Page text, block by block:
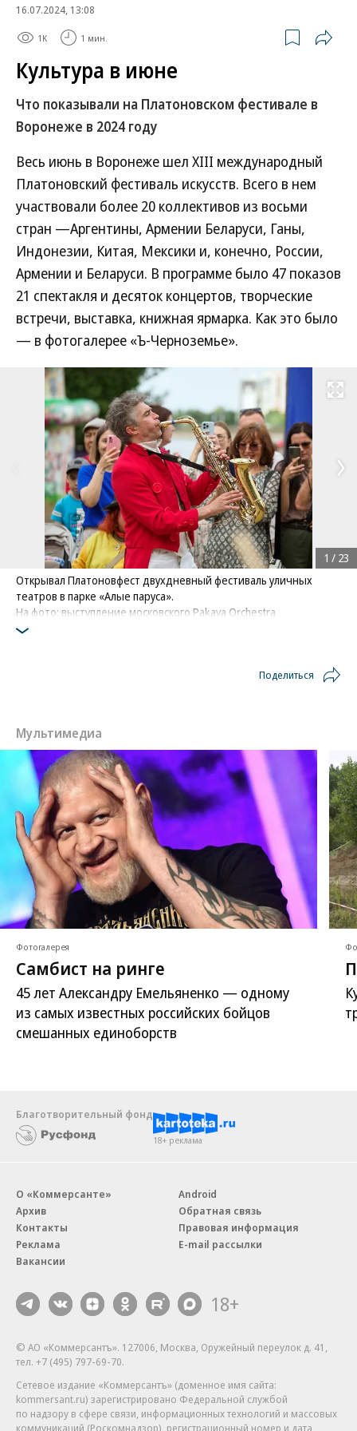
16.07.2024, 13:08
1K 1 мин.
Культура в июне
Что показывали на Платоновском фестивале в
Воронеже в 2024 году
Весь июнь в Воронеже шел XIII международный
Платоновский фестиваль искусств. Всего в нем
участвовали более 20 коллективов из восьми
стран —Аргентины, Армении Беларуси, Ганы,
Индонезии, Китая, Мексики и, конечно, России,
Армении и Беларуси. В программе было 47 показов
21 спектакля и десяток концертов, творческие
встречи, выставка, книжная ярмарка. Как это было
— в фотогалерее «Ъ-Черноземье».
Развернуть
Открывал Платоновфест двухдневный фестиваль уличных
театров в парке «Алые паруса».
На фото: выступление московского Pakava Orchestra
Фото: Андрей Парфенов
1 / 23
Поделиться
Мультимедиа
Фотогалерея
Самбист на ринге
45 лет Александру Емельяненко — одному
из самых известных российских бойцов
смешанных единоборств
Благотворительный фонд
18+ реклама
О «Коммерсанте»
Архив
Контакты
Реклама
Вакансии
Android
Обратная связь
Правовая информация
E-mail рассылки
18+
© АО «Коммерсантъ». 127006, Москва, Оружейный переулок д. 41,
тел. +7 (495) 797-69-70.
Сетевое издание «Коммерсантъ» (доменное имя сайта:
kommersant.ru) зарегистрировано Федеральной службой
по надзору в сфере связи, информационных технологий и массовых
коммуникаций (Роскомнадзор), регистрационный номер и дата